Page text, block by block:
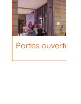
Portes ouvertes